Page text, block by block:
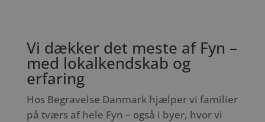
Vi dækker det meste af Fyn –
med lokalkendskab og
erfaring
Hos Begravelse Danmark hjælper vi familier
på tværs af hele Fyn – også i byer, hvor vi